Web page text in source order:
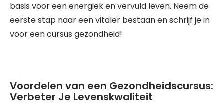
basis voor een energiek en vervuld leven. Neem de
eerste stap naar een vitaler bestaan en schrijf je in
voor een cursus gezondheid!
Voordelen van een Gezondheidscursus:
Verbeter Je Levenskwaliteit